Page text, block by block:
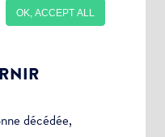
décédée,